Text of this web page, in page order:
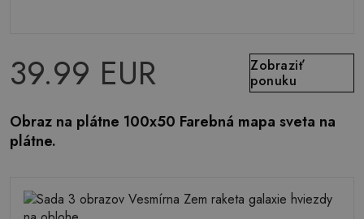
39.99 EUR
Zobraziť
ponuku
Obraz na plátne 100x50 Farebná mapa sveta na
plátne.